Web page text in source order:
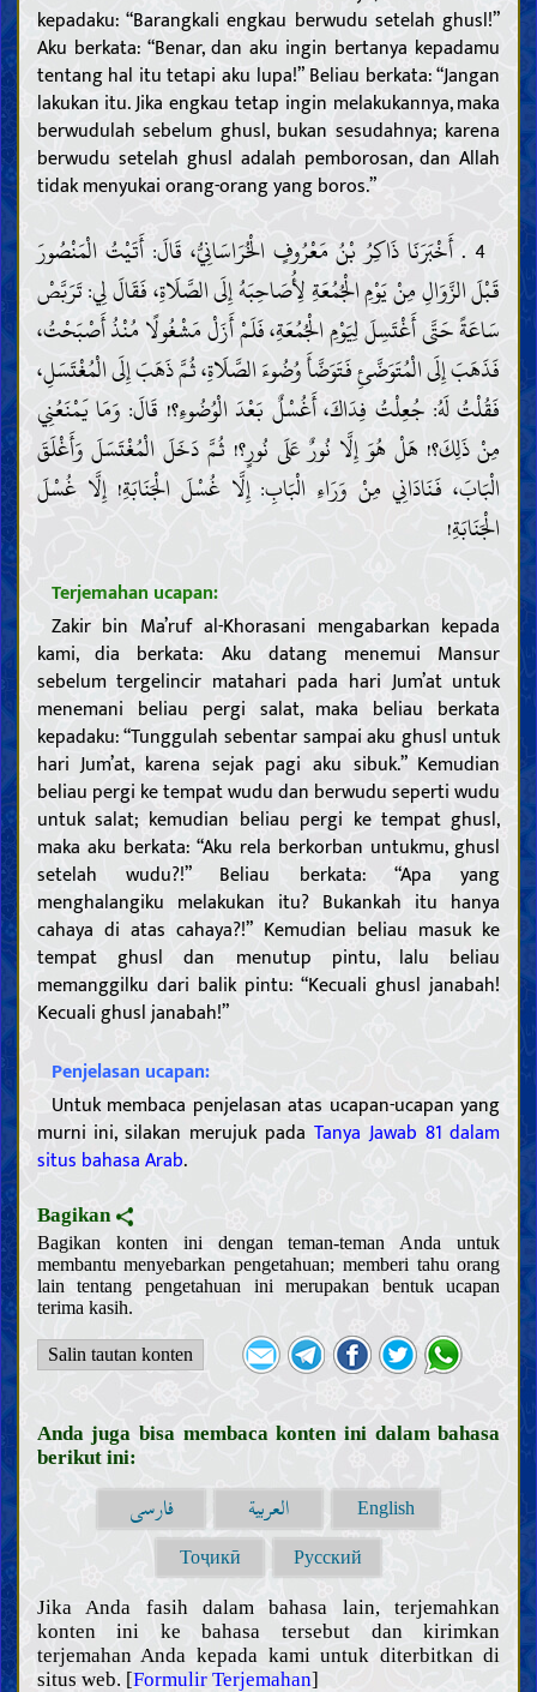
kepadaku: “Barangkali engkau berwudu setelah ghusl!”
Aku berkata: “Benar, dan aku ingin bertanya kepadamu
tentang hal itu tetapi aku lupa!” Beliau berkata: “Jangan
lakukan itu. Jika engkau tetap ingin melakukannya, maka
berwudulah sebelum ghusl, bukan sesudahnya; karena
berwudu setelah ghusl adalah pemborosan, dan Allah
tidak menyukai orang-orang yang boros.”
4 . أَخْبَرَنَا ذَاكِرُ بْنُ مَعْرُوفٍ الْخُرَاسَانِيُّ، قَالَ: أَتَيْتُ الْمَنْصُورَ
قَبْلَ الزَّوَالِ مِنْ يَوْمِ الْجُمُعَةِ لِأُصَاحِبَهُ إِلَى الصَّلَاةِ، فَقَالَ لِي: تَرَبَّصْ
سَاعَةً حَتَّى أَغْتَسِلَ لِيَوْمِ الْجُمُعَةِ، فَلَمْ أَزَلْ مَشْغُولًا مُنْذُ أَصْبَحْتُ،
فَذَهَبَ إِلَى الْمُتَوَضَّئِ فَتَوَضَّأَ وُضُوءَ الصَّلَاةِ، ثُمَّ ذَهَبَ إِلَى الْمُغْتَسَلِ،
فَقُلْتُ لَهُ: جُعِلْتُ فِدَاكَ، أَغُسْلٌ بَعْدَ الْوُضُوءِ؟! قَالَ: وَمَا يَمْنَعُنِي
مِنْ ذَلِكَ؟! هَلْ هُوَ إِلَّا نُورٌ عَلَى نُورٍ؟! ثُمَّ دَخَلَ الْمُغْتَسَلَ وَأَغْلَقَ
الْبَابَ، فَنَادَانِي مِنْ وَرَاءِ الْبَابِ: إِلَّا غُسْلَ الْجَنَابَةِ! إِلَّا غُسْلَ
الْجَنَابَةِ!
Terjemahan ucapan:
Zakir bin Ma’ruf al-Khorasani mengabarkan kepada
kami, dia berkata: Aku datang menemui Mansur
sebelum tergelincir matahari pada hari Jum’at untuk
menemani beliau pergi salat, maka beliau berkata
kepadaku: “Tunggulah sebentar sampai aku ghusl untuk
hari Jum’at, karena sejak pagi aku sibuk.” Kemudian
beliau pergi ke tempat wudu dan berwudu seperti wudu
untuk salat; kemudian beliau pergi ke tempat ghusl,
maka aku berkata: “Aku rela berkorban untukmu, ghusl
setelah wudu?!” Beliau berkata: “Apa yang
menghalangiku melakukan itu? Bukankah itu hanya
cahaya di atas cahaya?!” Kemudian beliau masuk ke
tempat ghusl dan menutup pintu, lalu beliau
memanggilku dari balik pintu: “Kecuali ghusl janabah!
Kecuali ghusl janabah!”
Penjelasan ucapan:
Untuk membaca penjelasan atas ucapan-ucapan yang
murni ini, silakan merujuk pada Tanya Jawab 81 dalam
situs bahasa Arab.
Bagikan
Bagikan konten ini dengan teman-teman Anda untuk
membantu menyebarkan pengetahuan; memberi tahu orang
lain tentang pengetahuan ini merupakan bentuk ucapan
terima kasih.
Salin tautan konten
Anda juga bisa membaca konten ini dalam bahasa
berikut ini:
فارسی العربية English
Тоҷикӣ Русский
Jika Anda fasih dalam bahasa lain, terjemahkan
konten ini ke bahasa tersebut dan kirimkan
terjemahan Anda kepada kami untuk diterbitkan di
situs web. [Formulir Terjemahan]
Pendahuluan
Akal
Pengetahuan
Makna pengetahuan dan kewajiban untuk memperolehnya
Hambatan dalam pengetahuan dan mencela mereka yang
Kitab Allah
Keabsahan dan sifat-sifat Al Qur’an
Tafsir beberapa ayat Al Qur’an
Khalifah Allah
Riwayat dari para Khalifah Allah
Kepercayaan
Memahami Allah; keberadaan-Nya, sifat-sifat-Nya, dan
perbuatan-Nya
Sifat-sifat para Nabi dan kehidupan mereka
Sifat-sifat Ahlul Bait Nabi terakhir, dan kehidupan mereka
Imam Mahdi
Mansur dan gerakannya dalam mempersiapkan kedatangan
Imam Mahdi
Tanda-tanda kedatangan Imam Mahdi dan fitnah Akhir Zaman
Memahami Akhirat
Memahami iman dan kekufuran
Sifat-sifat iman dan kekufuran serta para pengikutnya
Hal-hal terkait agama, mazhab dan sekte
Akhlak